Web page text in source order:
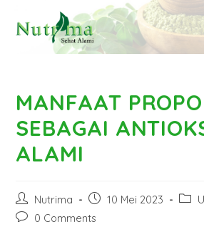
Blog
MANFAAT
SEBAGAI
ALAMI
Post
author:
Nutrima
Post
published:
10 Mei 2023
Post
Post0 Comments